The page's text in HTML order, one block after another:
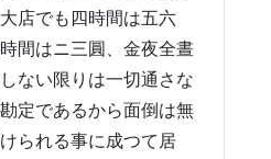
店でも四時間は五六
間はニ三圓、金夜全晝
ない限りは一切通さな
定であるから面倒は無
られる事に成つて居